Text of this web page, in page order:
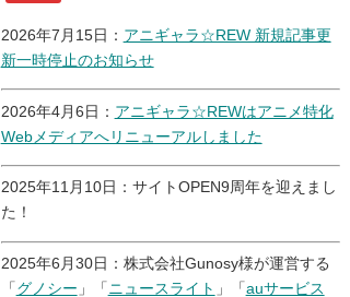
2026年7月15日： アニギャラ☆REW 新規記事更
新一時停止のお知らせ
2026年4月6日： アニギャラ☆REWはアニメ特化
Webメディアへリニューアルしました
2025年11月10日：サイトOPEN9周年を迎えまし
た！
2025年6月30日：株式会社Gunosy様が運営する
「 グノシー 」「 ニュースライト 」「auサービス